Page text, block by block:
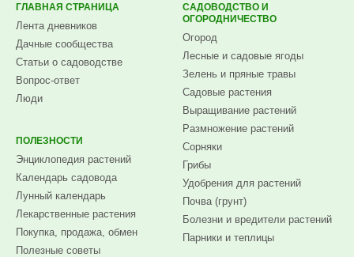
ГЛАВНАЯ СТРАНИЦА
Лента дневников
Дачные сообщества
Статьи о садоводстве
Вопрос-ответ
Люди
ПОЛЕЗНОСТИ
Энциклопедия растений
Календарь садовода
Лунный календарь
Лекарственные растения
Покупка, продажа, обмен
Полезные советы
САДОВОДСТВО И
ОГОРОДНИЧЕСТВО
Огород
Лесные и садовые ягоды
Зелень и пряные травы
Садовые растения
Выращивание растений
Размножение растений
Сорняки
Грибы
Удобрения для растений
Почва (грунт)
Болезни и вредители растений
Парники и теплицы